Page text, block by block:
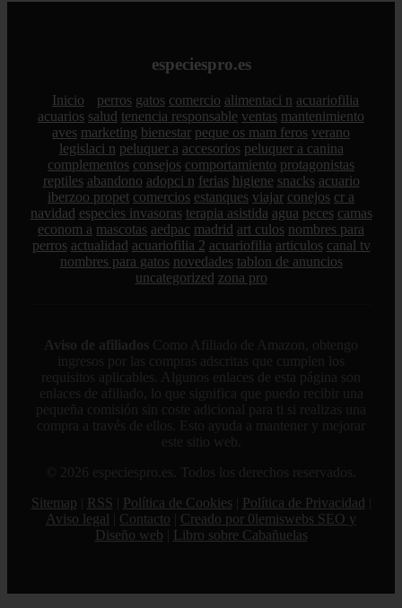
especiespro.es
Inicio perros gatos comercio alimentaci n acuariofilia
acuarios salud tenencia responsable ventas mantenimiento
aves marketing bienestar peque os mam feros verano
legislaci n peluquer a accesorios peluquer a canina
complementos consejos comportamiento protagonistas
reptiles abandono adopci n ferias higiene snacks acuario
iberzoo propet comercios estanques viajar conejos cr a
navidad especies invasoras terapia asistida agua peces camas
econom a mascotas aedpac madrid art culos nombres para
perros actualidad acuariofilia 2 acuariofilia articulos canal tv
nombres para gatos novedades tablon de anuncios
uncategorized zona pro
Aviso de afiliados Como Afiliado de Amazon, obtengo
ingresos por las compras adscritas que cumplen los
requisitos aplicables. Algunos enlaces de esta página son
enlaces de afiliado, lo que significa que puedo recibir una
pequeña comisión sin coste adicional para ti si realizas una
compra a través de ellos. Esto ayuda a mantener y mejorar
este sitio web.
© 2026 especiespro.es. Todos los derechos reservados.
Sitemap
RSS Política de Cookies Política de Privacidad
Aviso legal
Contacto
Creado por 0lemiswebs SEO y
Diseño web
Libro sobre Cabañuelas